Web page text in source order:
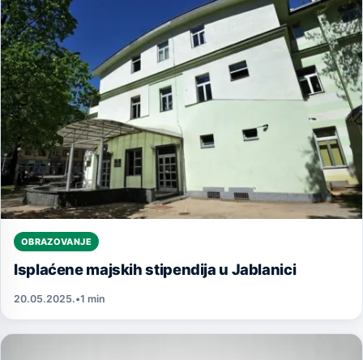
OBRAZOVANJE
Isplaćene majskih stipendija u Jablanici
20.05.2025.•1 min